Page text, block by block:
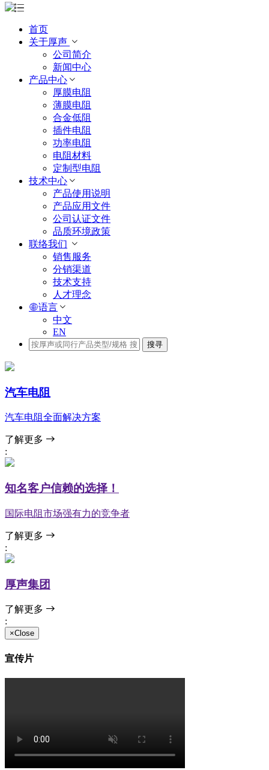
首页
关于厚声
公司简介
新闻中心
产品中心
厚膜电阻
薄膜电阻
合金低阻
插件电阻
功率电阻
电阻材料
定制型电阻
技术中心
产品使用说明
产品应用文件
公司认证文件
品质环境政策
联络我们
销售服务
分销渠道
技术支持
人才理念
语言
中文
EN
搜寻
汽车电阻
汽车电阻全面解决方案
了解更多
:
知名客户信赖的选择！
国际电阻市场强有力的竞争者
了解更多
:
厚声集团
了解更多
:
×Close
宣传片